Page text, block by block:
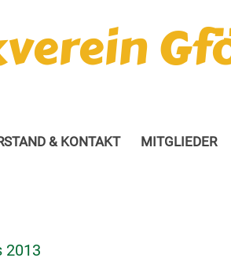
& KONTAKT MITGLIEDER
2013